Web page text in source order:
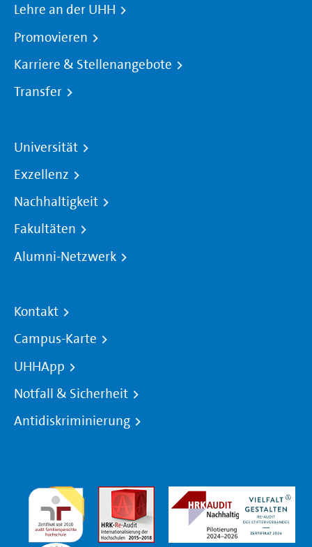
Lehre an der UHH
Promovieren
Karriere & Stellenangebote
Transfer
Universität
Exzellenz
Nachhaltigkeit
Fakultäten
Alumni-Netzwerk
Kontakt
Campus-Karte
UHHApp
Notfall & Sicherheit
Antidiskriminierung